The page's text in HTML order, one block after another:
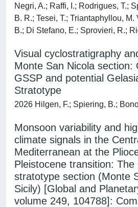
Negri, A.; Raffi, I.; Rodrigues, T.;
B. R.; Tesei, T.; Triantaphyllou, M.
B.; Di Stefano, E.; Sprovieri, R.;
Visual cyclostratigraphy
Monte San Nicola section:
GSSP and potential
Stratotype
2026 Hilgen, F.; Spiering, B.;
Monsoon variability and
climate signals in the
Mediterranean at the
Pleistocene transition: The
stratotype section (Monte
Sicily) [Global and
volume 249, 104788]: